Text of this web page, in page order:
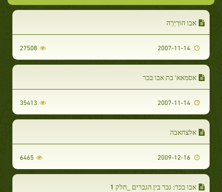
אבו הוּרַיְרַה
27508
אסמאא' בת אבו בכר
35413
אלצחאבה
6465
אבו בכר: גבר בין הגברים _חלק 1